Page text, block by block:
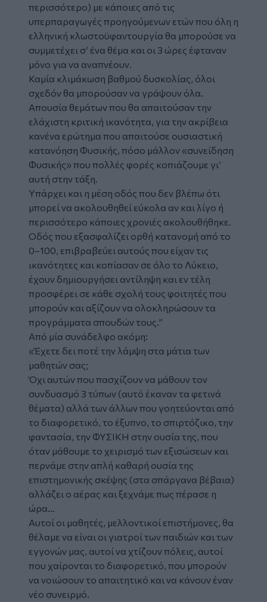
περισσότερο) με κάποιες από τις
υπερπαραγωγές προηγούμενων ετών που όλη η
ελληνική κλωστοϋφαντουργία θα μπορούσε να
συμμετέχει σ’ ένα θέμα και οι 3 ώρες έφταναν
μόνο για να αναπνέουν.
Καμία κλιμάκωση βαθμού δυσκολίας, όλοι
σχεδόν θα μπορούσαν να γράψουν όλα.
Απουσία θεμάτων που θα απαιτούσαν την
ελάχιστη κριτική ικανότητα, για την ακρίβεια
κανένα ερώτημα που απαιτούσε ουσιαστική
κατανόηση Φυσικής, πόσο μάλλον «συνείδηση
Φυσικής» που πολλές φορές κοπιάζουμε γι’
αυτή στην τάξη.
Υπάρχει και η μέση οδός που δεν βλέπω ότι
μπορεί να ακολουθηθεί εύκολα αν και λίγο ή
περισσότερο κάποιες χρονιές ακολουθήθηκε.
Οδός που εξασφαλίζει ορθή κατανομή από το
0–100, επιβραβεύει αυτούς που είχαν τις
ικανότητες και κοπίασαν σε όλο το Λύκειο,
έχουν δημιουργήσει αντίληψη και εν τέλη
προσφέρει σε κάθε σχολή τους φοιτητές που
μπορούν και αξίζουν να ολοκληρώσουν τα
προγράμματα σπουδών τους.”
Από μία συνάδελφο ακόμη:
«Έχετε δει ποτέ την λάμψη στα μάτια των
μαθητών σας;
Όχι αυτών που πασχίζουν να μάθουν τον
συνδυασμό 3 τύπων (αυτό έκαναν τα φετινά
θέματα) αλλά των άλλων που γοητεύονται από
το διαφορετικό, το έξυπνο, το σπιρτόζικο, την
φαντασία, την ΦΥΣΙΚΗ στην ουσία της, που
όταν μάθουμε το χειρισμό των εξισώσεων και
περνάμε στην απλή καθαρή ουσία της
επιστημονικής σκέψης (στα σπάργανα βέβαια)
αλλάζει ο αέρας και ξεχνάμε πως πέρασε η
ώρα…
Αυτοί οι μαθητές, μελλοντικοί επιστήμονες, θα
θέλαμε να είναι οι γιατροί των παιδιών και των
εγγονών μας, αυτοί να χτίζουν πόλεις, αυτοί
που χαίρονται το διαφορετικό, που μπορούν
να νοιώσουν το απαιτητικό και να κάνουν έναν
νέο συνειρμό.